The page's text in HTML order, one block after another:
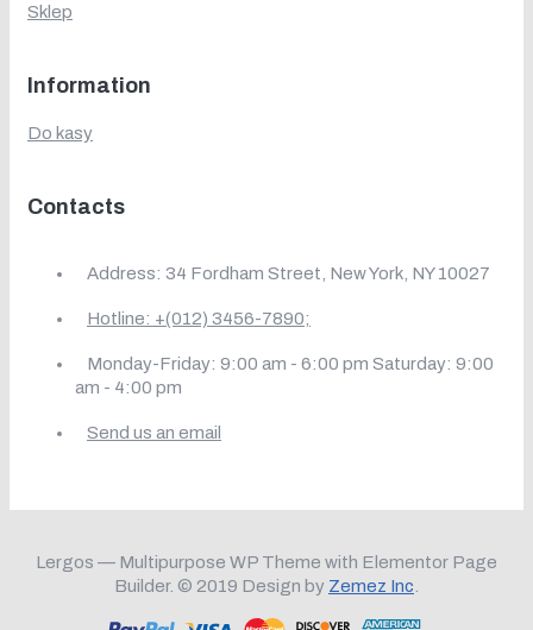
Sklep
Information
Do kasy
Contacts
Address: 34 Fordham Street, New York, NY 10027
Hotline: +(012) 3456-7890;
Monday-Friday: 9:00 am - 6:00 pm Saturday: 9:00
am - 4:00 pm
Send us an email
Lergos — Multipurpose WP Theme with Elementor Page
Builder. © 2019 Design by Zemez Inc